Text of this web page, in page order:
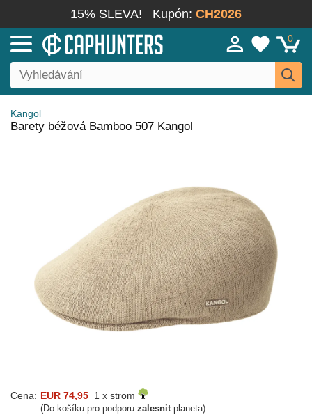
15% SLEVA! Kupón: CH2026
0
Kangol
Barety béžová Bamboo 507 Kangol
Cena: EUR 74,95 1 x strom
(Do košíku pro podporu zalesnitplaneta)